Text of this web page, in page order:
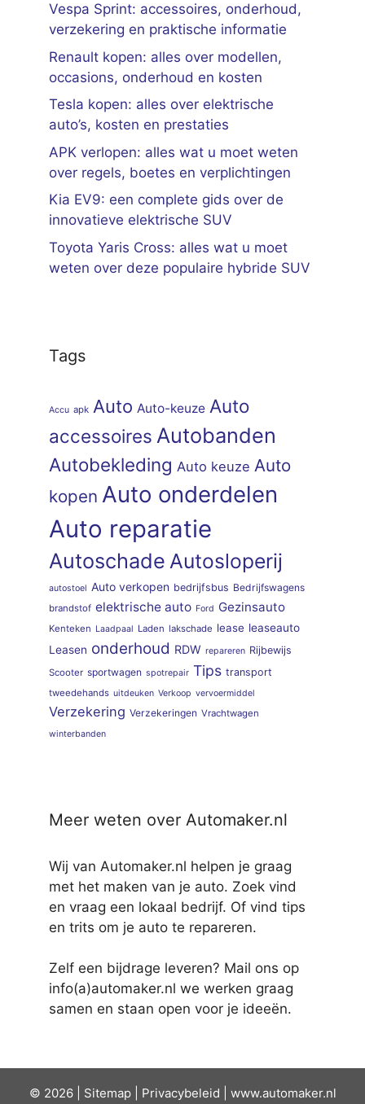
Vespa Sprint: accessoires, onderhoud,
verzekering en praktische informatie
Renault kopen: alles over modellen,
occasions, onderhoud en kosten
Tesla kopen: alles over elektrische
auto’s, kosten en prestaties
APK verlopen: alles wat u moet weten
over regels, boetes en verplichtingen
Kia EV9: een complete gids over de
innovatieve elektrische SUV
Toyota Yaris Cross: alles wat u moet
weten over deze populaire hybride SUV
Tags
Accu apk Auto Auto-keuze Auto
accessoires Autobanden
Autobekleding Auto keuze Auto
kopen Auto onderdelen
Auto reparatie
Autoschade Autosloperij
autostoel Auto verkopen bedrijfsbus Bedrijfswagens
brandstof elektrische auto Ford Gezinsauto
Kenteken Laadpaal Laden lakschade lease leaseauto
Leasen onderhoud RDW repareren Rijbewijs
Scooter sportwagen spotrepair Tips transport
tweedehands uitdeuken Verkoop vervoermiddel
Verzekering Verzekeringen Vrachtwagen
winterbanden
Meer weten over Automaker.nl
Wij van Automaker.nl helpen je graag
met het maken van je auto. Zoek vind
en vraag een lokaal bedrijf. Of vind tips
en trits om je auto te repareren.
Zelf een bijdrage leveren? Mail ons op
info(a)automaker.nl we werken graag
samen en staan open voor je ideeën.
© 2026 | Sitemap| Privacybeleid www.automaker.nl